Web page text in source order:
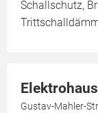
Schallschutz,
Gustav-Mahler-